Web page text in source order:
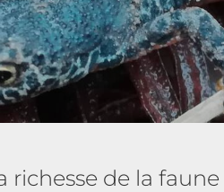
richesse de la